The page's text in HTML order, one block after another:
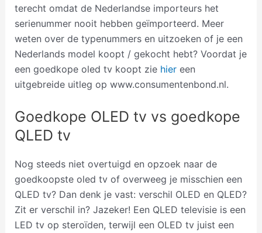
terecht omdat de Nederlandse importeurs het
serienummer nooit hebben geïmporteerd. Meer
weten over de typenummers en uitzoeken of je een
Nederlands model koopt / gekocht hebt? Voordat je
een goedkope oled tv koopt zie hiereen
uitgebreide uitleg op www.consumentenbond.nl.
Goedkope OLED tv vs goedkope
QLED tv
Nog steeds niet overtuigd en opzoek naar de
goedkoopste oled tv of overweeg je misschien een
QLED tv? Dan denk je vast: verschil OLED en QLED?
Zit er verschil in? Jazeker! Een QLED televisie is een
LED tv op steroïden, terwijl een OLED tv juist een